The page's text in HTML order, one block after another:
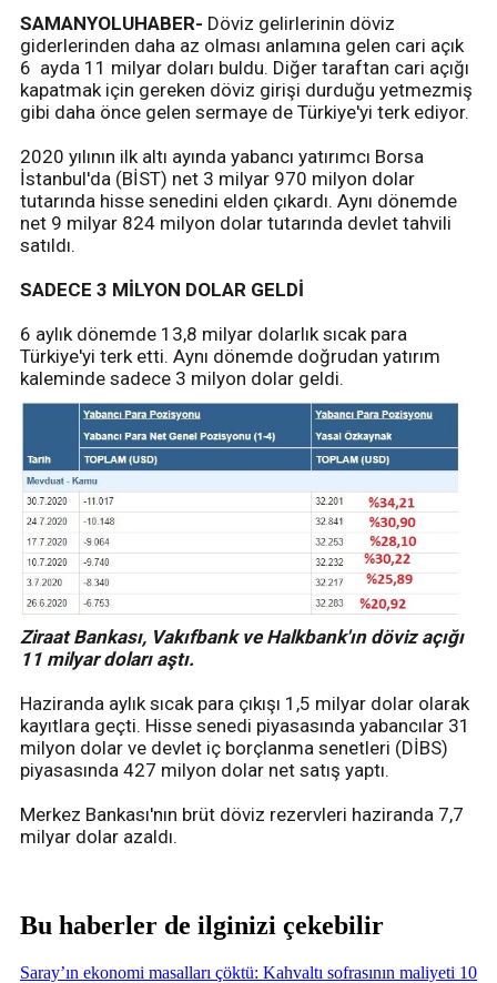
SAMANYOLUHABER- Döviz gelirlerinin döviz
giderlerinden daha az olması anlamına gelen cari açık
6 ayda 11 milyar doları buldu. Diğer taraftan cari açığı
kapatmak için gereken döviz girişi durduğu yetmezmiş
gibi daha önce gelen sermaye de Türkiye'yi terk ediyor.
2020 yılının ilk altı ayında yabancı yatırımcı Borsa
İstanbul'da (BİST) net 3 milyar 970 milyon dolar
tutarında hisse senedini elden çıkardı. Aynı dönemde
net 9 milyar 824 milyon dolar tutarında devlet tahvili
satıldı.
SADECE 3 MİLYON DOLAR GELDİ
6 aylık dönemde 13,8 milyar dolarlık sıcak para
Türkiye'yi terk etti. Aynı dönemde doğrudan yatırım
kaleminde sadece 3 milyon dolar geldi.
Ziraat Bankası, Vakıfbank ve Halkbank'ın döviz açığı
11 milyar doları aştı.
Haziranda aylık sıcak para çıkışı 1,5 milyar dolar olarak
kayıtlara geçti. Hisse senedi piyasasında yabancılar 31
milyon dolar ve devlet iç borçlanma senetleri (DİBS)
piyasasında 427 milyon dolar net satış yaptı.
Merkez Bankası'nın brüt döviz rezervleri haziranda 7,7
milyar dolar azaldı.
Bu haberler de ilginizi çekebilir
Saray’ın ekonomi masalları çöktü: Kahvaltı sofrasının maliyeti 10